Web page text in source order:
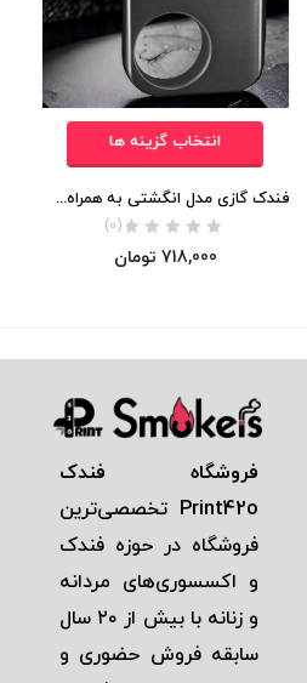
انتخاب گزینه ها
فندک گازی مدل انگشتی به همراه جعبه (اورجینال)
(0)
718,000 تومان
فروشگاه فندک
Print42o تخصصی‌ترين
فروشگاه در حوزه فندک
و اكسسوری‌های مردانه
و زنانه با بيش از ٢٠ سال
سابقه فروش حضوری و